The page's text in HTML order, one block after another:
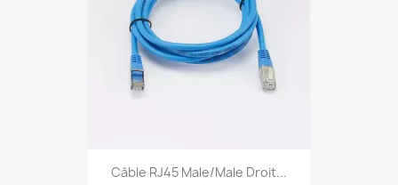
Câble RJ45 Male/Male Droit...